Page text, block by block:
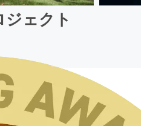
ジェクト